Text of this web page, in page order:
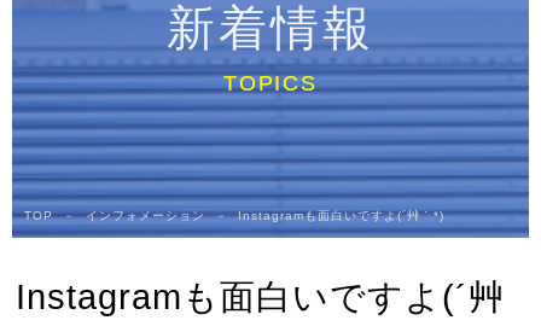
新着情報
TOP － インフォメーション － Instagramも面白いですよ(´艸｀*)
Instagramも面白いですよ(´艸